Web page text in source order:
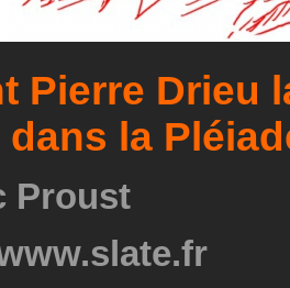
Pierre Drieu
la
Proust